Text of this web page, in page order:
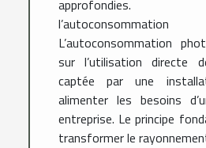
approfondies.
L’autoconsommation
sur l’utilisation directe
captée par une
alimenter les besoins
entreprise. Le principe
transformer le